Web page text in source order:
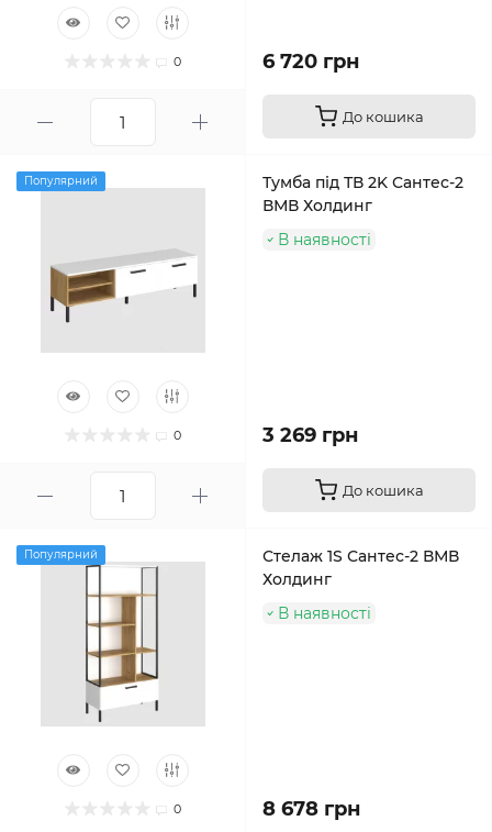
0 6 720 грн
До кошика
Популярний
0
Тумба під ТВ 2K Сантес-2
ВМВ Холдинг
В наявності
3 269 грн
До кошика
Популярний
0
Стелаж 1S Сантес-2 ВМВ
Холдинг
В наявності
8 678 грн